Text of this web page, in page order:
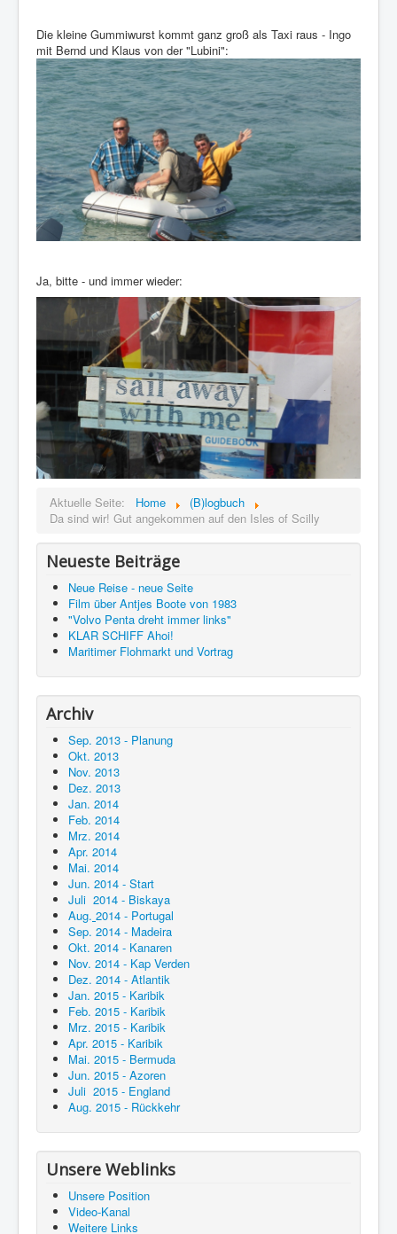
Die kleine Gummiwurst kommt ganz groß als Taxi raus - Ingo
mit Bernd und Klaus von der "Lubini":
Ja, bitte - und immer wieder:
Aktuelle Seite: Home
(B)logbuch
Da sind wir! Gut angekommen auf den Isles of Scilly
Neueste Beiträge
Neue Reise - neue Seite
Film über Antjes Boote von 1983
"Volvo Penta dreht immer links"
KLAR SCHIFF Ahoi!
Maritimer Flohmarkt und Vortrag
Archiv
Sep. 2013 - Planung
Okt. 2013
Nov. 2013
Dez. 2013
Jan. 2014
Feb. 2014
Mrz. 2014
Apr. 2014
Mai. 2014
Jun. 2014 - Start
Juli 2014 - Biskaya
Aug. 2014 - Portugal
Sep. 2014 - Madeira
Okt. 2014 - Kanaren
Nov. 2014 - Kap Verden
Dez. 2014 - Atlantik
Jan. 2015 - Karibik
Feb. 2015 - Karibik
Mrz. 2015 - Karibik
Apr. 2015 - Karibik
Mai. 2015 - Bermuda
Jun. 2015 - Azoren
Juli 2015 - England
Aug. 2015 - Rückkehr
Unsere Weblinks
Unsere Position
Video-Kanal
Weitere Links